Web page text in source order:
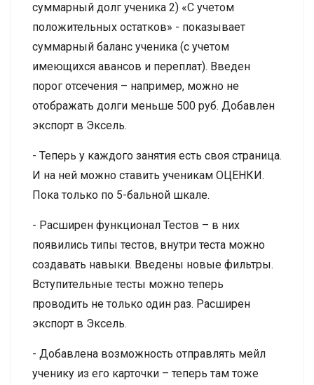
суммарный долг ученика 2) «С учетом
положительных остатков» - показывает
суммарный баланс ученика (с учетом
имеющихся авансов и переплат). Введен
порог отсечения – например, можно не
отображать долги меньше 500 руб. Добавлен
экспорт в Эксель.
- Теперь у каждого занятия есть своя страница.
И на ней можно ставить ученикам ОЦЕНКИ.
Пока только по 5-бальной шкале.
- Расширен функционал Тестов – в них
появились типы тестов, внутри теста можно
создавать навыки. Введены новые фильтры.
Вступительные тесты можно теперь
проводить не только один раз. Расширен
экспорт в Эксель.
- Добавлена возможность отправлять мейл
ученику из его карточки – теперь там тоже